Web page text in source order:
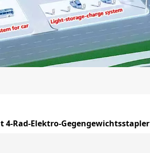
t 4-Rad-Elektro-Gegengewichtsstapler